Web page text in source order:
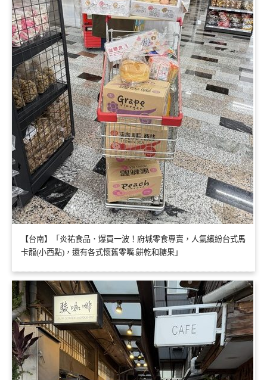
【台南】「炎祐食品．爆買一波！府城零食專賣，人氣繽紛台式馬
卡龍(小西點)，還有各式懷舊零嘴.餅乾和糖果」